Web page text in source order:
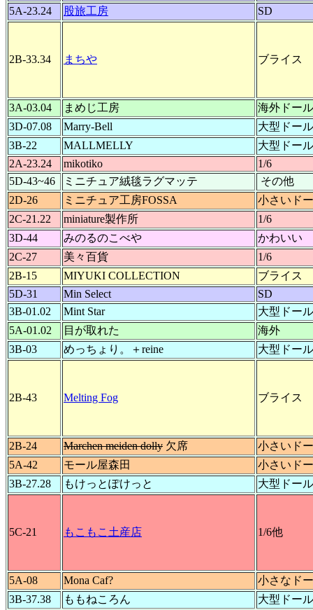
5A-23.24 股旅工房 SD
2B-33.34 まちや ブライス
3A-03.04 まめじ工房
海外ドール
3D-07.08
Marry-Bell
大型ドール
3B-22
MALLMELLY
大型ドール
2A-23.24
mikotiko
1/6
5D-43~46
ミニチュア絨毯ラグマッテ
その他
2D-26
ミニチュア工房FOSSA
小さいド
2C-21.22
miniature製作所
1/6
3D-44
みのるのこべや
かわいい
2C-27
美々百貨
1/6
2B-15
MIYUKI COLLECTION
ブライス
5D-31
Min Select
SD
3B-01.02
Mint Star
大型ドール
5A-01.02
目が取れた
海外
3B-03
めっちょり。＋reine 大型ドール
2B-43 Melting Fog ブライス
2B-24 Marchen meiden dolly 欠席
小さいド
5A-42
モール屋森田
小さいド
3B-27.28
もけっとぽけっと 大型ドール
5C-21 もこもこ土産店 1/6他
5A-08 Mona Caf?
小さなド
3B-37.38
ももねころん
大型ドール